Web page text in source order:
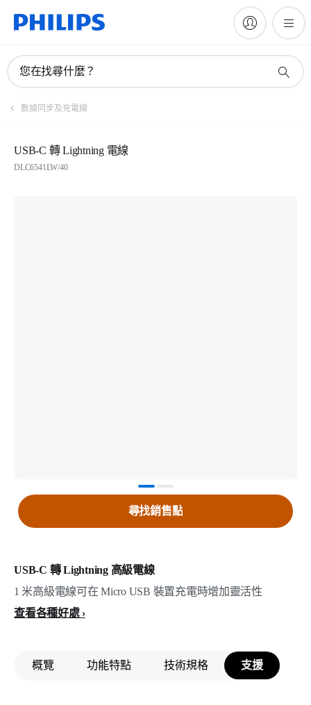
您在找尋什麼？
數據同步及充電線
USB-C 轉 Lightning 電線
DLC6541LW/40
USB-C 轉 Lightning 高級電線
1 米高級電線可在 Micro USB 裝置充電時增加靈活性
查看各種好處
尋找銷售點
概覽 功能特點 技術規格 支援